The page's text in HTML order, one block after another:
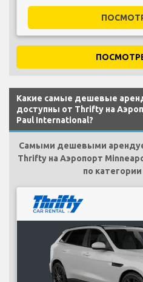
Какие самые дешевые
доступны от Thrifty на
Paul International?
Самыми дешевыми
Thrifty на Аэропорт
по